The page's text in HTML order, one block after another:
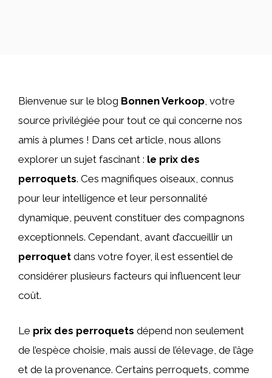
Bienvenue sur le blog Bonnen Verkoop, votre
source privilégiée pour tout ce qui concerne nos
amis à plumes ! Dans cet article, nous allons
explorer un sujet fascinant : le prix des
perroquets. Ces magnifiques oiseaux, connus
pour leur intelligence et leur personnalité
dynamique, peuvent constituer des compagnons
exceptionnels. Cependant, avant d’accueillir un
perroquet dans votre foyer, il est essentiel de
considérer plusieurs facteurs qui influencent leur
coût.
Le prix des perroquets dépend non seulement
de l’espèce choisie, mais aussi de l’élevage, de l’âge
et de la provenance. Certains perroquets, comme